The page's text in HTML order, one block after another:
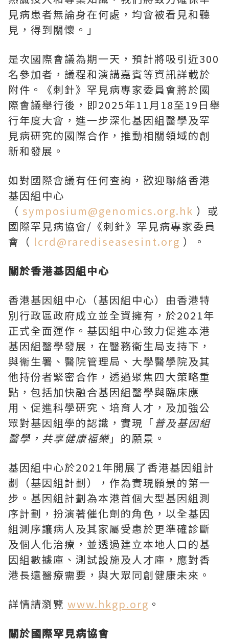
見病患者無論身在何處，均會被看見和聽
見，得到關懷。」
是次國際會議為期一天，預計將吸引近300
名參加者，議程和演講嘉賓等資訊詳載於
附件。《刺針》罕見病專家委員會將於國
際會議舉行後，即2025年11月18至19日舉
行年度大會，進一步深化基因組醫學及罕
見病研究的國際合作，推動相關領域的創
新和發展。
如對國際會議有任何查詢，歡迎聯絡香港
基因組中心
（ symposium@genomics.org.hk ）或
國際罕見病協會/《刺針》罕見病專家委員
會（ lcrd@rarediseasesint.org ）。
關於香港基因組中心
香港基因組中心（基因組中心）由香港特
別行政區政府成立並全資擁有，於2021年
正式全面運作。基因組中心致力促進本港
基因組醫學發展，在醫務衞生局支持下，
與衞生署、醫院管理局、大學醫學院及其
他持份者緊密合作，透過聚焦四大策略重
點，包括加快融合基因組醫學與臨床應
用、促進科學研究、培育人才，及加強公
眾對基因組學的認識，實現「普及基因組
醫學，共享健康福樂」的願景。
基因組中心於2021年開展了香港基因組計
劃（基因組計劃），作為實現願景的第一
步。基因組計劃為本港首個大型基因組測
序計劃，扮演著催化劑的角色，以全基因
組測序讓病人及其家屬受惠於更準確診斷
及個人化治療，並透過建立本地人口的基
因組數據庫、測試設施及人才庫，應對香
港長遠醫療需要，與大眾同創健康未來。
詳情請瀏覽 www.hkgp.org 。
關於國際罕見病協會